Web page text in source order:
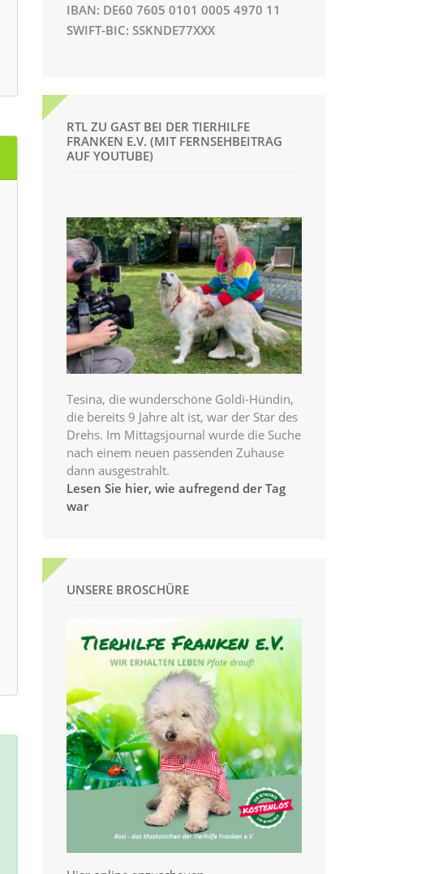
IBAN: DE60 7605 0101 0005 4970 11
SWIFT-BIC: SSKNDE77XXX
RTL ZU GAST BEI DER TIERHILFE
FRANKEN E.V. (MIT FERNSEHBEITRAG
AUF YOUTUBE)
Tesina, die wunderschöne Goldi-Hündin,
die bereits 9 Jahre alt ist, war der Star des
Drehs. Im Mittagsjournal wurde die Suche
nach einem neuen passenden Zuhause
dann ausgestrahlt.
Lesen Sie hier, wie aufregend der Tag
war
UNSERE BROSCHÜRE